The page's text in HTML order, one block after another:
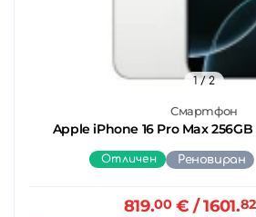
Смартфон
Apple iPhone 16 Pro Max
1/ 2
Отличен Реновиран
819.00€ / 1601.82